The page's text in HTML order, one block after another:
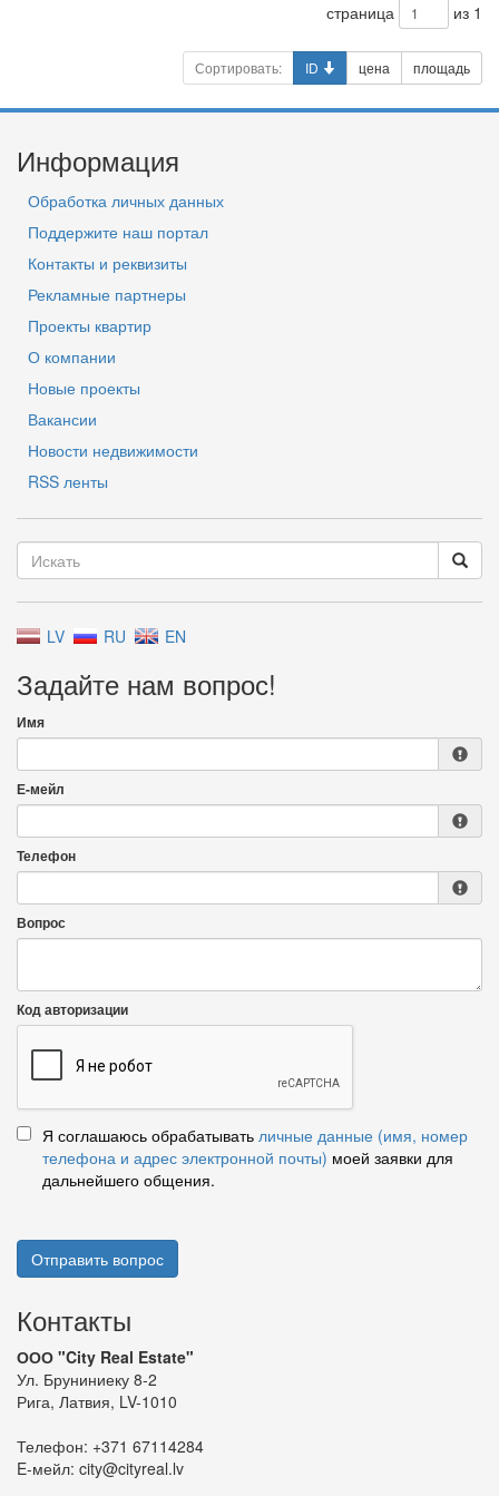
страница из 1
Сортировать: ID цена площадь
Информация
Обработка личных данных
Поддержите наш портал
Контакты и реквизиты
Рекламные партнеры
Проекты квартир
О компании
Новые проекты
Вакансии
Новости недвижимости
RSS ленты
LV RU EN
Задайте нам вопрос!
Имя
Е-мейл
Телефон
Вопрос
Код авторизации
Я соглашаюсь обрабатывать личные данные (имя, номер
телефона и адрес электронной почты) моей заявки для
дальнейшего общения.
Отправить вопрос
Контакты
ООО "City Real Estate"
Ул. Бруниниеку 8-2
Рига, Латвия, LV-1010
Телефон: +371 67114284
E-мейл: city@cityreal.lv